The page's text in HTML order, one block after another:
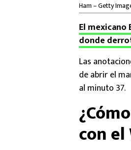
Ham – Getty
El mexicano
donde
Las
de abrir el
al minuto 37.
con